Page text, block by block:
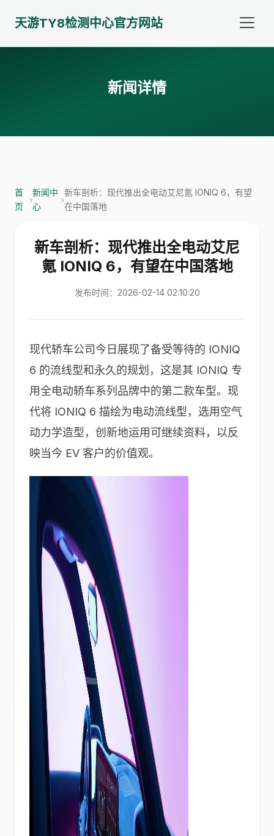
天游TY8检测中心官方网站
新闻详情
首
页
›
新闻中
心
›
新车剖析：现代推出全电动艾尼氪 IONIQ 6，有望
在中国落地
新车剖析：现代推出全电动艾尼
氪 IONIQ 6，有望在中国落地
发布时间：2026-02-14 02:10:20
现代轿车公司今日展现了备受等待的 IONIQ
6 的流线型和永久的规划，这是其 IONIQ 专
用全电动轿车系列品牌中的第二款车型。现
代将 IONIQ 6 描绘为电动流线型，选用空气
动力学造型，创新地运用可继续资料，以反
映当今 EV 客户的价值观。